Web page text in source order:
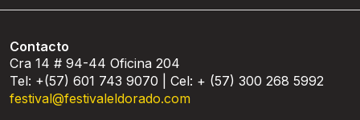
Contacto
Cra 14 # 94-44 Oficina 204
Tel: +(57) 601 743 9070 | Cel: + (57) 300 268 5992
festival@festivaleldorado.com